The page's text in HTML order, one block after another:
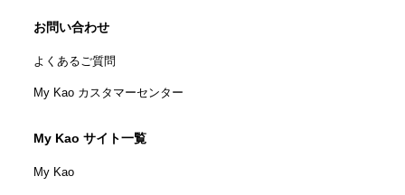
お問い合わせ
よくあるご質問
My Kao カスタマーセンター
My Kao サイト一覧
My Kao